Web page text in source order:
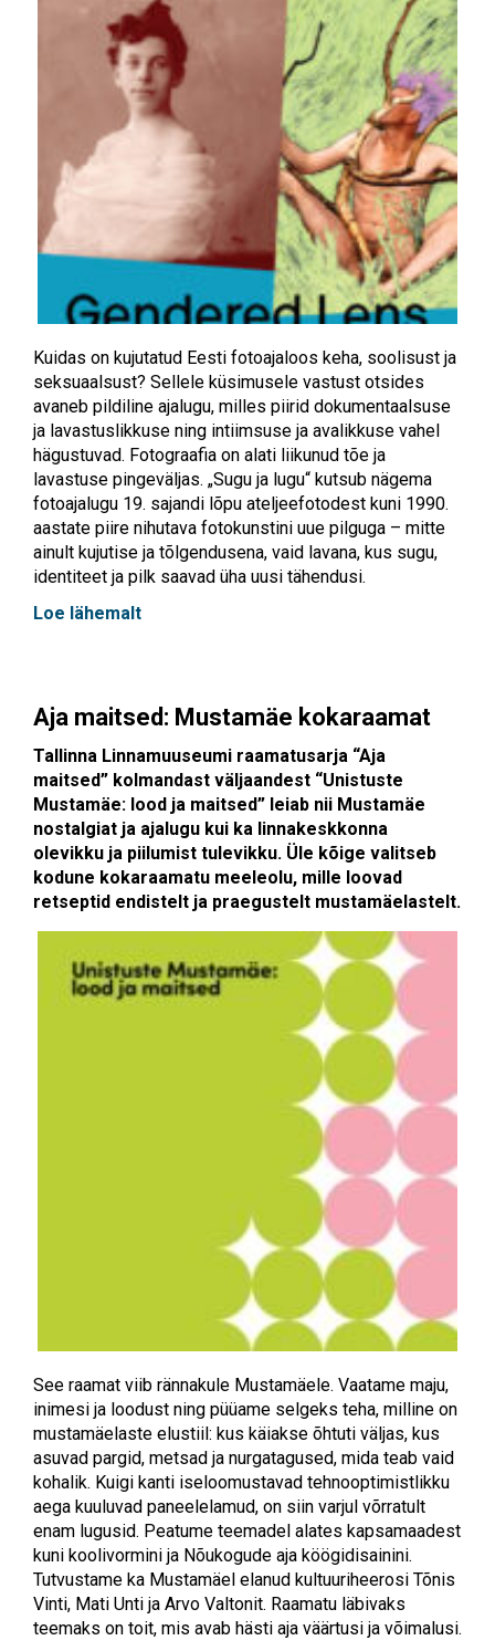
Kuidas on kujutatud Eesti fotoajaloos keha, soolisust ja
seksuaalsust? Sellele küsimusele vastust otsides
avaneb pildiline ajalugu, milles piirid dokumentaalsuse
ja lavastuslikkuse ning intiimsuse ja avalikkuse vahel
hägustuvad. Fotograafia on alati liikunud tõe ja
lavastuse pingeväljas. „Sugu ja lugu“ kutsub nägema
fotoajalugu 19. sajandi lõpu ateljeefotodest kuni 1990.
aastate piire nihutava fotokunstini uue pilguga – mitte
ainult kujutise ja tõlgendusena, vaid lavana, kus sugu,
identiteet ja pilk saavad üha uusi tähendusi.
Loe lähemalt
Aja maitsed: Mustamäe kokaraamat
Tallinna Linnamuuseumi raamatusarja “Aja
maitsed” kolmandast väljaandest “Unistuste
Mustamäe: lood ja maitsed” leiab nii Mustamäe
nostalgiat ja ajalugu kui ka linnakeskkonna
olevikku ja piilumist tulevikku. Üle kõige valitseb
kodune kokaraamatu meeleolu, mille loovad
retseptid endistelt ja praegustelt mustamäelastelt.
See raamat viib rännakule Mustamäele. Vaatame maju,
inimesi ja loodust ning püüame selgeks teha, milline on
mustamäelaste elustiil: kus käiakse õhtuti väljas, kus
asuvad pargid, metsad ja nurgatagused, mida teab vaid
kohalik. Kuigi kanti iseloomustavad tehnooptimistlikku
aega kuuluvad paneelelamud, on siin varjul võrratult
enam lugusid. Peatume teemadel alates kapsamaadest
kuni koolivormini ja Nõukogude aja köögidisainini.
Tutvustame ka Mustamäel elanud kultuuriheerosi Tõnis
Vinti, Mati Unti ja Arvo Valtonit. Raamatu läbivaks
teemaks on toit, mis avab hästi aja väärtusi ja võimalusi.